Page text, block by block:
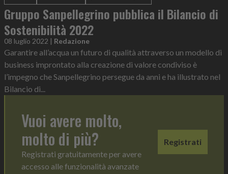
Gruppo Sanpellegrino pubblica il Bilancio di
Sostenibilità 2022
08 luglio 2022 | Redazione
Garantire all’acqua un futuro di qualità attraverso un modello di
business improntato alla creazione di valore condiviso è
l’impegno che Sanpellegrino persegue da anni e ha illustrato nel
Bilancio di...
Vuoi avere molto,
molto di più?
Registrati gratuitamente per avere
accesso alle funzionalità avanzate
Registrati